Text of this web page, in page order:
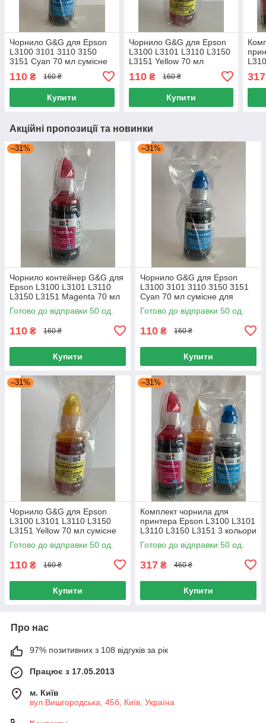
Чорнило G&G для Epson
L3100 3101 3110 3150
3151 Cyan 70 мл сумісне
110 ₴ 160 ₴
Купити
Чорнило G&G для Epson
L3100 L3101 L3110 L3150
L3151 Yellow 70 мл
чорнило
110₴ 160 ₴
Купити
317
Акційні пропозиції та новинки
–31%
Чорнило контейнер G&G для
Epson L3100 L3101 L3110
L3150 L3151 Magenta 70 мл
сумісні водорозчинні
Готово до відправки 50 од.
110 ₴ 160 ₴
Купити
–31%
Чорнило G&G для Epson
L3100 3101 3110 3150 3151
Cyan 70 мл сумісне для
принтера
Готово до відправки 50 од.
110 ₴ 160 ₴
Купити
–31%
Чорнило G&G для Epson
L3100 L3101 L3110 L3150
L3151 Yellow 70 мл сумісне
водорозчинне чорнило
Готово до відправки 50 од.
110 ₴ 160 ₴
Купити
–31%
Комплект чорнила для
принтера Epson L3100 L3101
L3110 L3150 L3151 3 кольори
Magenta Cyan Yellow 70 мл
Готово до відправки 50 од.
317 ₴ 460 ₴
Купити
Про нас
97% позитивних з 108 відгуків за рік
Працює з 17.05.2013
м. Київ
вул.Вишгородська, 45б, Київ, Україна